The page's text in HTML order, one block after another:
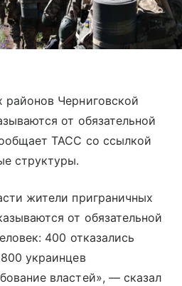
Черниговской
от обязательной
ТАСС со ссылкой
структуры.
жители приграничных
от обязательной
400 отказались
украинцев
властей», — сказал